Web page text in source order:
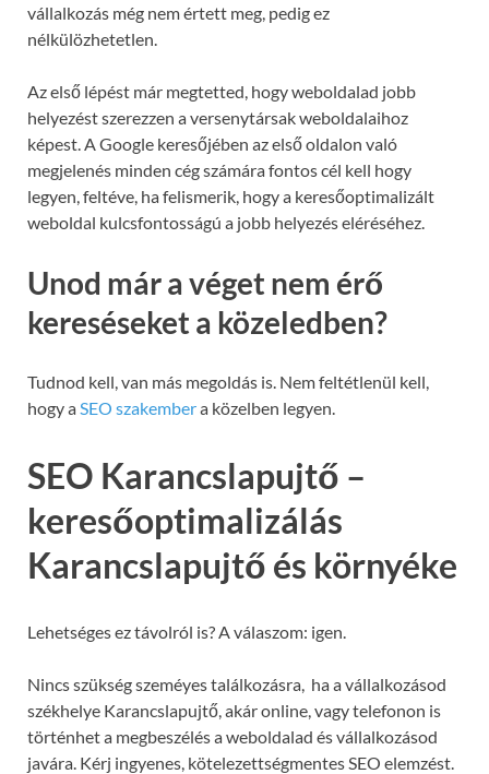
vállalkozás még nem értett meg, pedig ez
nélkülözhetetlen.
Az első lépést már megtetted, hogy weboldalad jobb
helyezést szerezzen a versenytársak weboldalaihoz
képest. A Google keresőjében az első oldalon való
megjelenés minden cég számára fontos cél kell hogy
legyen, feltéve, ha felismerik, hogy a keresőoptimalizált
weboldal kulcsfontosságú a jobb helyezés eléréséhez.
Unod már a véget nem érő
kereséseket a közeledben?
Tudnod kell, van más megoldás is. Nem feltétlenül kell,
hogy aSEO szakembera közelben legyen.
SEO Karancslapujtő –
keresőoptimalizálás
Karancslapujtő és környéke
Lehetséges ez távolról is? A válaszom: igen.
Nincs szükség szeméyes találkozásra, ha a vállalkozásod
székhelye Karancslapujtő, akár online, vagy telefonon is
történhet a megbeszélés a weboldalad és vállalkozásod
javára. Kérj ingyenes, kötelezettségmentes SEO elemzést.